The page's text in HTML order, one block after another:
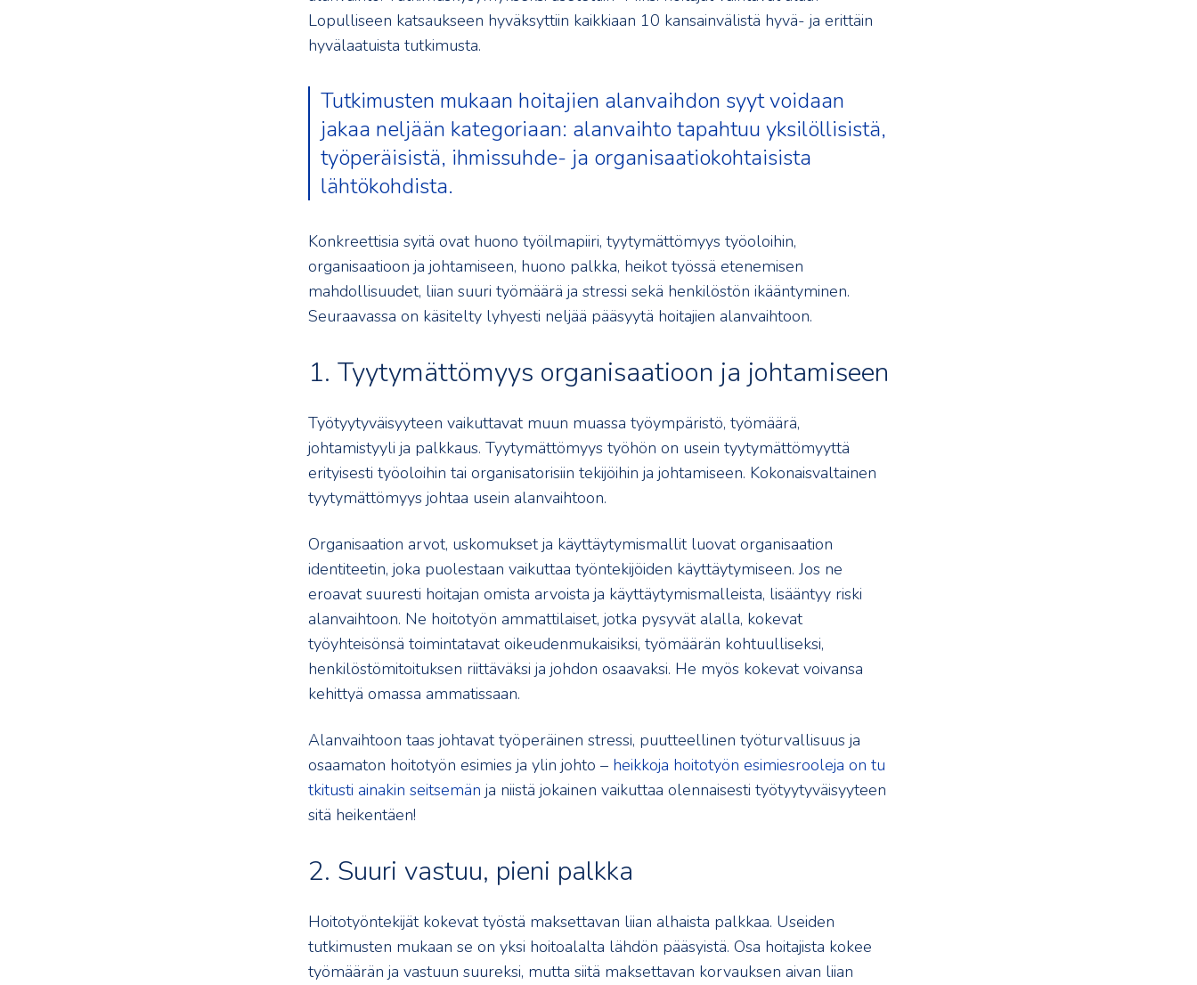
Lopulliseen katsaukseen hyväksyttiin kaikkiaan 10 kansainvälistä hyvä- ja erittäin
hyvälaatuista tutkimusta.
Tutkimusten mukaan hoitajien alanvaihdon syyt voidaan
jakaa neljään kategoriaan: alanvaihto tapahtuu yksilöllisistä,
työperäisistä, ihmissuhde- ja organisaatiokohtaisista
lähtökohdista.
Konkreettisia syitä ovat huono työilmapiiri, tyytymättömyys työoloihin,
organisaatioon ja johtamiseen, huono palkka, heikot työssä etenemisen
mahdollisuudet, liian suuri työmäärä ja stressi sekä henkilöstön ikääntyminen.
Seuraavassa on käsitelty lyhyesti neljää pääsyytä hoitajien alanvaihtoon.
1. Tyytymättömyys organisaatioon ja johtamiseen
Työtyytyväisyyteen vaikuttavat muun muassa työympäristö, työmäärä,
johtamistyyli ja palkkaus. Tyytymättömyys työhön on usein tyytymättömyyttä
erityisesti työoloihin tai organisatorisiin tekijöihin ja johtamiseen. Kokonaisvaltainen
tyytymättömyys johtaa usein alanvaihtoon.
Organisaation arvot, uskomukset ja käyttäytymismallit luovat organisaation
identiteetin, joka puolestaan vaikuttaa työntekijöiden käyttäytymiseen. Jos ne
eroavat suuresti hoitajan omista arvoista ja käyttäytymismalleista, lisääntyy riski
alanvaihtoon. Ne hoitotyön ammattilaiset, jotka pysyvät alalla, kokevat
työyhteisönsä toimintatavat oikeudenmukaisiksi, työmäärän kohtuulliseksi,
henkilöstömitoituksen riittäväksi ja johdon osaavaksi. He myös kokevat voivansa
kehittyä omassa ammatissaan.
Alanvaihtoon taas johtavat työperäinen stressi, puutteellinen työturvallisuus ja
osaamaton hoitotyön esimies ja ylin johto – heikkoja hoitotyön esimiesrooleja on tu
tkitusti ainakin seitsemän ja niistä jokainen vaikuttaa olennaisesti työtyytyväisyyteen
sitä heikentäen!
2. Suuri vastuu, pieni palkka
Hoitotyöntekijät kokevat työstä maksettavan liian alhaista palkkaa. Useiden
tutkimusten mukaan se on yksi hoitoalalta lähdön pääsyistä. Osa hoitajista kokee
työmäärän ja vastuun suureksi, mutta siitä maksettavan korvauksen aivan liian